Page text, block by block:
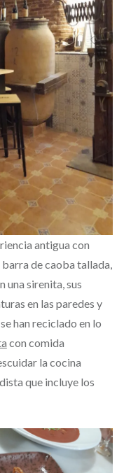
antigua con
de caoba tallada,
una sirenita, sus
en las paredes y
han reciclado en lo
con comida
la cocina
que incluye los